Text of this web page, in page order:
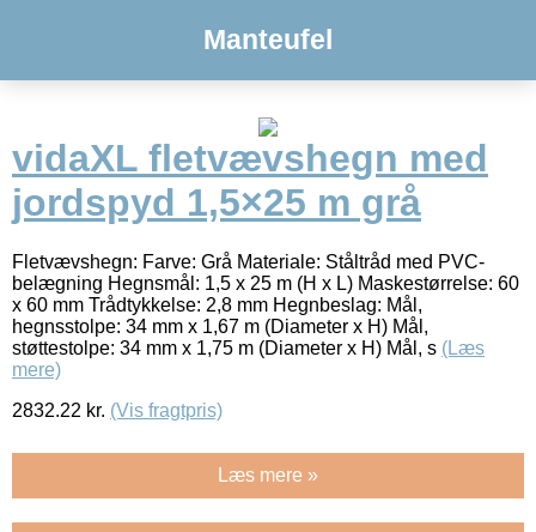
Manteufel
vidaXL fletvævshegn med
jordspyd 1,5×25 m grå
Fletvævshegn: Farve: Grå Materiale: Ståltråd med PVC-
belægning Hegnsmål: 1,5 x 25 m (H x L) Maskestørrelse: 60
x 60 mm Trådtykkelse: 2,8 mm Hegnbeslag: Mål,
hegnsstolpe: 34 mm x 1,67 m (Diameter x H) Mål,
støttestolpe: 34 mm x 1,75 m (Diameter x H) Mål, s (Læs
mere)
2832.22 kr. (Vis fragtpris)
Læs mere »